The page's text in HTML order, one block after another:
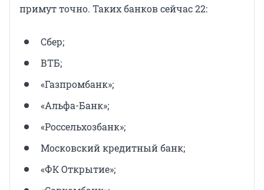
примут точно. Таких банков сейчас 22:
Сбер;
ВТБ;
«Газпромбанк»;
«Альфа-Банк»;
«Россельхозбанк»;
Московский кредитный банк;
«ФК Открытие»;